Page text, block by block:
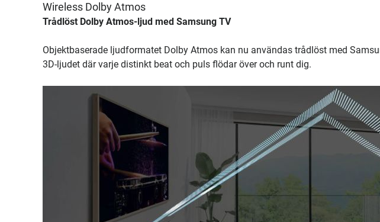
Wireless Dolby Atmos
Trådlöst Dolby Atmos-ljud med Samsung TV
Objektbaserade ljudformatet Dolby Atmos kan nu användas trådlöst med
3D-ljudet där varje distinkt beat och puls flödar över och runt dig.